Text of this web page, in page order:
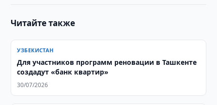
Читайте также
УЗБЕКИСТАН
Для участников программ реновации в Ташкенте
создадут «банк квартир»
30/07/2026